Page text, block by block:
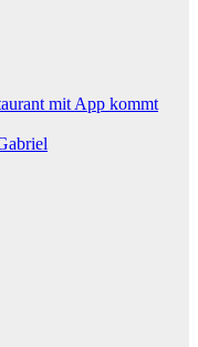
mit App kommt